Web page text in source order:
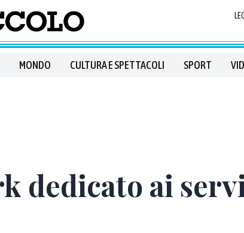
MONDO CULTURA E SPETTACOLI SPORT
dedicato ai